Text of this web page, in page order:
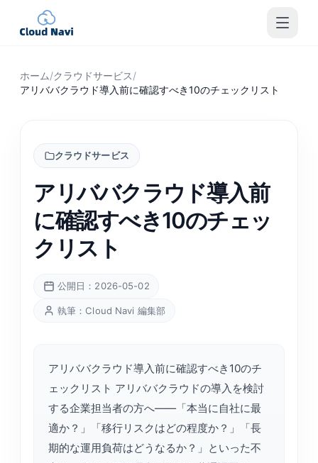
ホーム/クラウドサービス/
アリババクラウド導入前に確認すべき10のチェックリスト
クラウドサービス
アリババクラウド導入前
に確認すべき10のチェッ
クリスト
公開日：2026-05-02
執筆：Cloud Navi 編集部
アリババクラウド導入前に確認すべき10のチ
ェックリスト アリババクラウドの導入を検討
する企業担当者の方へ——「本当に自社に最
適か？」「移行リスクはどの程度か？」「長
期的な運用負荷はどうなるか？」といった不